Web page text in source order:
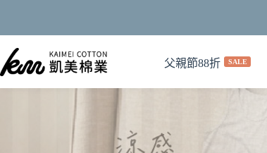
父親節88折 SALE